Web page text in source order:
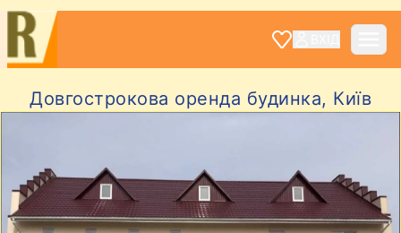
Довгострокова оренда будинка, Київ